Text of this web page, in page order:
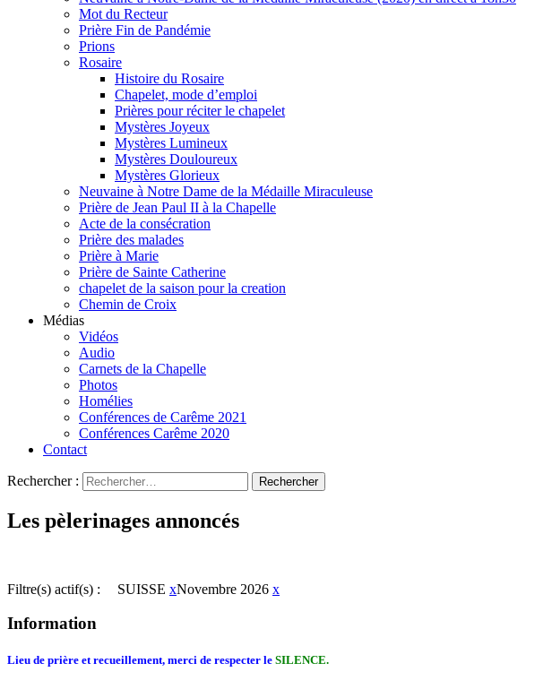
Mot du Recteur
Prière Fin de Pandémie
Prions
Rosaire
Histoire du Rosaire
Chapelet, mode d’emploi
Prières pour réciter le chapelet
Mystères Joyeux
Mystères Lumineux
Mystères Douloureux
Mystères Glorieux
Neuvaine à Notre Dame de la Médaille Miraculeuse
Prière de Jean Paul II à la Chapelle
Acte de la consécration
Prière des malades
Prière à Marie
Prière de Sainte Catherine
chapelet de la saison pour la creation
Chemin de Croix
Médias
Vidéos
Audio
Carnets de la Chapelle
Photos
Homélies
Conférences de Carême 2021
Conférences Carême 2020
Contact
Rechercher :
Les pèlerinages annoncés
Filtre(s) actif(s) : SUISSE xNovembre 2026 x
Information
Lieu de prière et recueillement, merci de respecter le SILENCE.